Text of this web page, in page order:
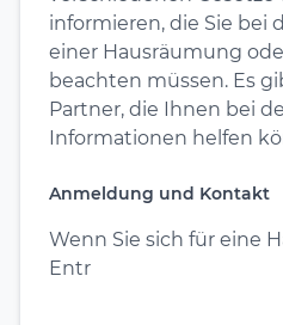
informieren, die Sie bei
einer Hausräumung
beachten müssen. Es
Partner, die Ihnen bei
Informationen helfen
Anmeldung und Kontakt
Wenn Sie sich für eine
Entr